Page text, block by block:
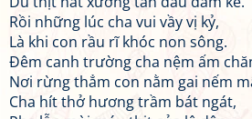
Rồi những lúc cha vui vầy vị kỷ,
Là khi con rầu rĩ khóc non sông.
Đêm canh trường cha nệm ấm
Nơi rừng thẳm con nằm gai nếm
Cha hít thở hương trầm bát ngát,